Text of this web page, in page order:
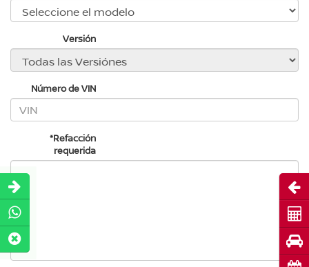
Versión
Número de VIN
*Refacción
requerida